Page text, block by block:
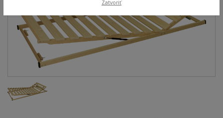
Zatvoriť